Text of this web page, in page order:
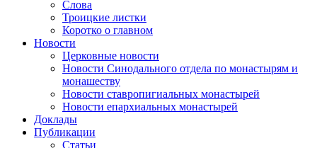
Слова
Троицкие листки
Коротко о главном
Новости
Церковные новости
Новости Синодального отдела по монастырям и
монашеству
Новости ставропигиальных монастырей
Новости епархиальных монастырей
Доклады
Публикации
Статьи